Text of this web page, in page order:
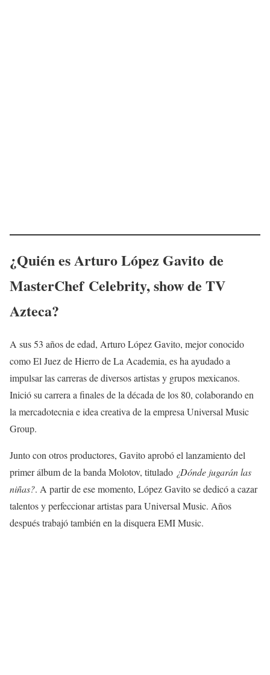
¿Quién esArturo López Gavito de
MasterChef Celebrity, show de TV
Azteca?
A sus 53 años de edad, Arturo López Gavito, mejor conocido
como El Juez de Hierro de La Academia, es ha ayudado a
impulsar las carreras de diversos artistas y grupos mexicanos.
Inició su carrera a finales de la década de los 80, colaborando en
la mercadotecnia e idea creativa de la empresa Universal Music
Group.
Junto con otros productores, Gavito aprobó el lanzamiento del
primer álbum de la banda Molotov, titulado ¿Dónde jugarán las
niñas?. A partir de ese momento, López Gavito se dedicó a cazar
talentos y perfeccionar artistas para Universal Music. Años
después trabajó también en la disquera EMI Music.